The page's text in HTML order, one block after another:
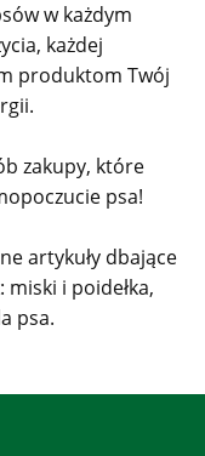
w każdym
każdej
produktom Twój
zakupy, które
psa!
artykuły dbające
miski i poidełka,
psa.